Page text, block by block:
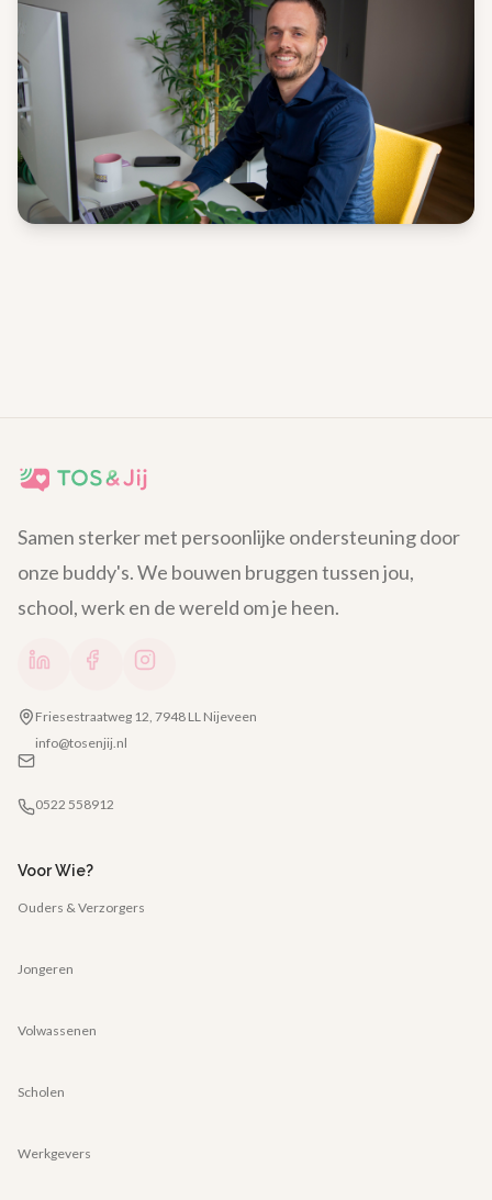
Samen sterker met persoonlijke ondersteuning door
onze buddy's. We bouwen bruggen tussen jou,
school, werk en de wereld om je heen.
Friesestraatweg 12, 7948 LL Nijeveen
info@tosenjij.nl
0522 558912
Voor Wie?
Ouders & Verzorgers
Jongeren
Volwassenen
Scholen
Werkgevers